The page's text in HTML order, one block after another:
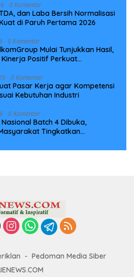
0 Komentar
dan Laba Bersih Normalisasi
di Paruh Pertama 2026
0 Komentar
Mulai Tunjukkan Hasil,
Positif Perkuat
0 Komentar
Pasar Kerja agar Kompetensi
Kebutuhan Industri
0 Komentar
Batch 4 Dibuka,
Tingkatkan
Pedoman Media Siber